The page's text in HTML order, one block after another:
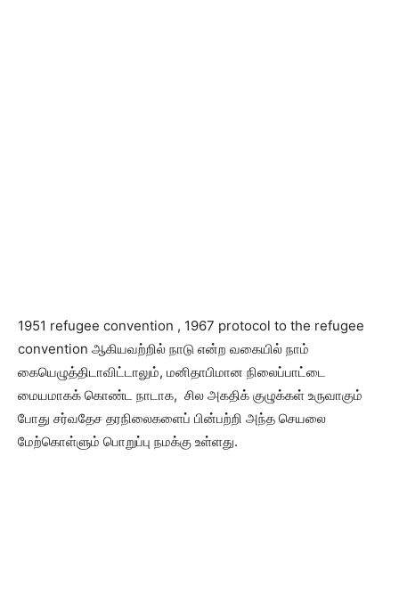
1951 refugee convention , 1967 protocol to the refugee
convention ஆகியவற்றில் நாடு என்ற வகையில் நாம்
கையெழுத்திடாவிட்டாலும், மனிதாபிமான நிலைப்பாட்டை
மையமாகக் கொண்ட நாடாக, சில அகதிக் குழுக்கள் உருவாகும்
போது சர்வதேச தரநிலைகளைப் பின்பற்றி அந்த செயலை
மேற்கொள்ளும் பொறுப்பு நமக்கு உள்ளது.